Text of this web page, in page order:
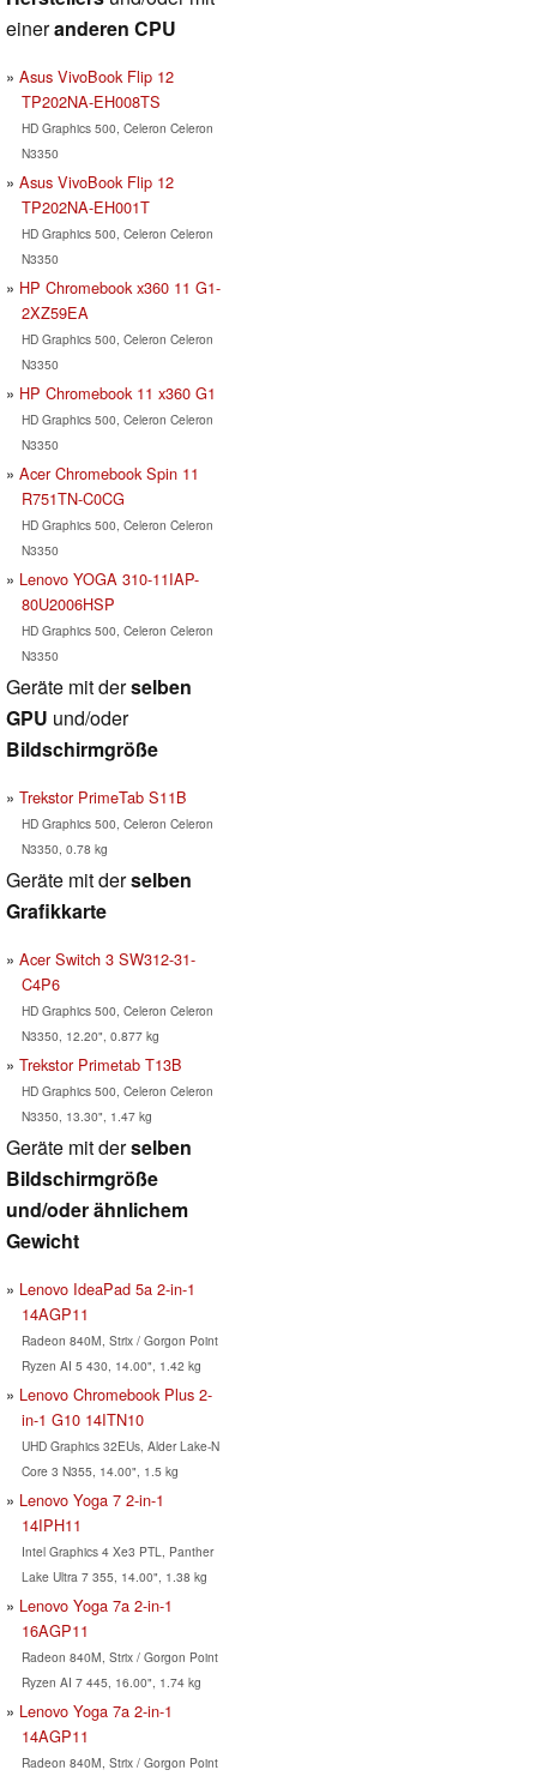
eineranderen CPU
Asus VivoBook Flip 12
TP202NA-EH008TS
HD Graphics 500, Celeron Celeron
N3350
Asus VivoBook Flip 12
TP202NA-EH001T
HD Graphics 500, Celeron Celeron
N3350
HP Chromebook x360 11 G1-
2XZ59EA
HD Graphics 500, Celeron Celeron
N3350
HP Chromebook 11 x360 G1
HD Graphics 500, Celeron Celeron
N3350
Acer Chromebook Spin 11
R751TN-C0CG
HD Graphics 500, Celeron Celeron
N3350
Lenovo YOGA 310-11IAP-
80U2006HSP
HD Graphics 500, Celeron Celeron
N3350
Geräte mit derselben
GPU und/oder
Bildschirmgröße
Trekstor PrimeTab S11B
HD Graphics 500, Celeron Celeron
N3350, 0.78 kg
Geräte mit derselben
Grafikkarte
Acer Switch 3 SW312-31-
C4P6
HD Graphics 500, Celeron Celeron
N3350, 12.20", 0.877 kg
Trekstor Primetab T13B
HD Graphics 500, Celeron Celeron
N3350, 13.30", 1.47 kg
Geräte mit derselben
Bildschirmgröße
und/oder ähnlichem
Gewicht
Lenovo IdeaPad 5a 2-in-1
14AGP11
Radeon 840M, Strix / Gorgon Point
Ryzen AI 5 430, 14.00", 1.42 kg
Lenovo Chromebook Plus 2-
in-1 G10 14ITN10
UHD Graphics 32EUs, Alder Lake-N
Core 3 N355, 14.00", 1.5 kg
Lenovo Yoga 7 2-in-1
14IPH11
Intel Graphics 4 Xe3 PTL, Panther
Lake Ultra 7 355, 14.00", 1.38 kg
Lenovo Yoga 7a 2-in-1
16AGP11
Radeon 840M, Strix / Gorgon Point
Ryzen AI 7 445, 16.00", 1.74 kg
Lenovo Yoga 7a 2-in-1
14AGP11
Radeon 840M, Strix / Gorgon Point